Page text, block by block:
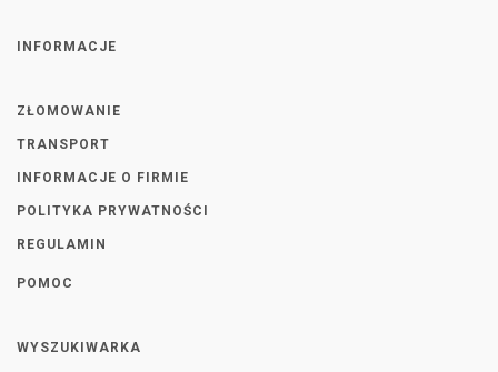
INFORMACJE
ZŁOMOWANIE
TRANSPORT
INFORMACJE O FIRMIE
POLITYKA PRYWATNOŚCI
REGULAMIN
POMOC
WYSZUKIWARKA